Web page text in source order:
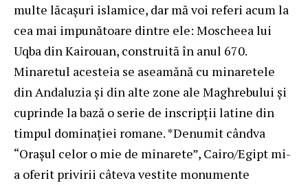
multe lăcaşuri islamice, dar mă voi referi acum la
cea mai impunătoare dintre ele: Moscheea lui
Uqba din Kairouan, construită în anul 670.
Minaretul acesteia se aseamănă cu minaretele
din Andaluzia şi din alte zone ale Maghrebului şi
cuprinde la bază o serie de inscripţii latine din
timpul dominaţiei romane. *Denumit cândva
“Oraşul celor o mie de minarete”, Cairo/Egipt mi-
a oferit privirii câteva vestite monumente